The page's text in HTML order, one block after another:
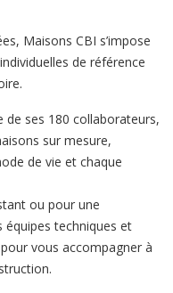
Maisons CBI s’impose
de référence
de ses 180 collaborateurs,
sur mesure,
de vie et chaque
ou pour une
équipes techniques et
vous accompagner à